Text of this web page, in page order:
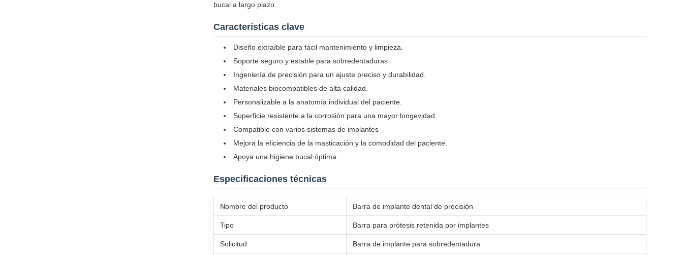
bucal a largo plazo.
Características clave
Diseño extraíble para fácil mantenimiento y limpieza.
Soporte seguro y estable para sobredentaduras
Ingeniería de precisión para un ajuste preciso y durabilidad.
Materiales biocompatibles de alta calidad.
Personalizable a la anatomía individual del paciente.
Superficie resistente a la corrosión para una mayor longevidad
Compatible con varios sistemas de implantes
Mejora la eficiencia de la masticación y la comodidad del paciente.
Apoya una higiene bucal óptima.
Especificaciones técnicas
Nombre del producto Barra de implante dental de precisión
Tipo Barra para prótesis retenida por implantes
Solicitud Barra de implante para sobredentadura